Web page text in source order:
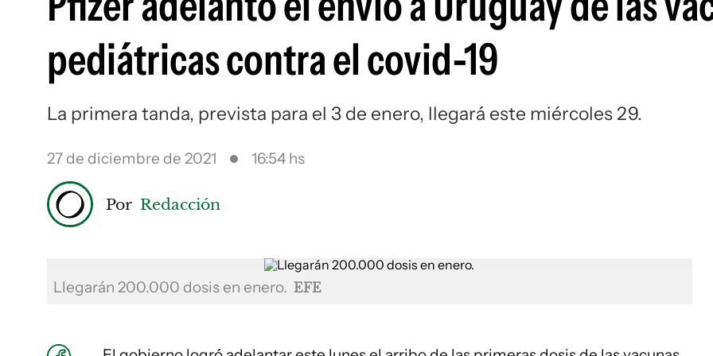
pediátricas contra el covid-19
La primera tanda, prevista para el 3 de enero, llegará este miércoles 29.
27 de diciembre de 2021 16:54 hs
Por Redacción
Llegarán 200.000 dosis en enero. EFE